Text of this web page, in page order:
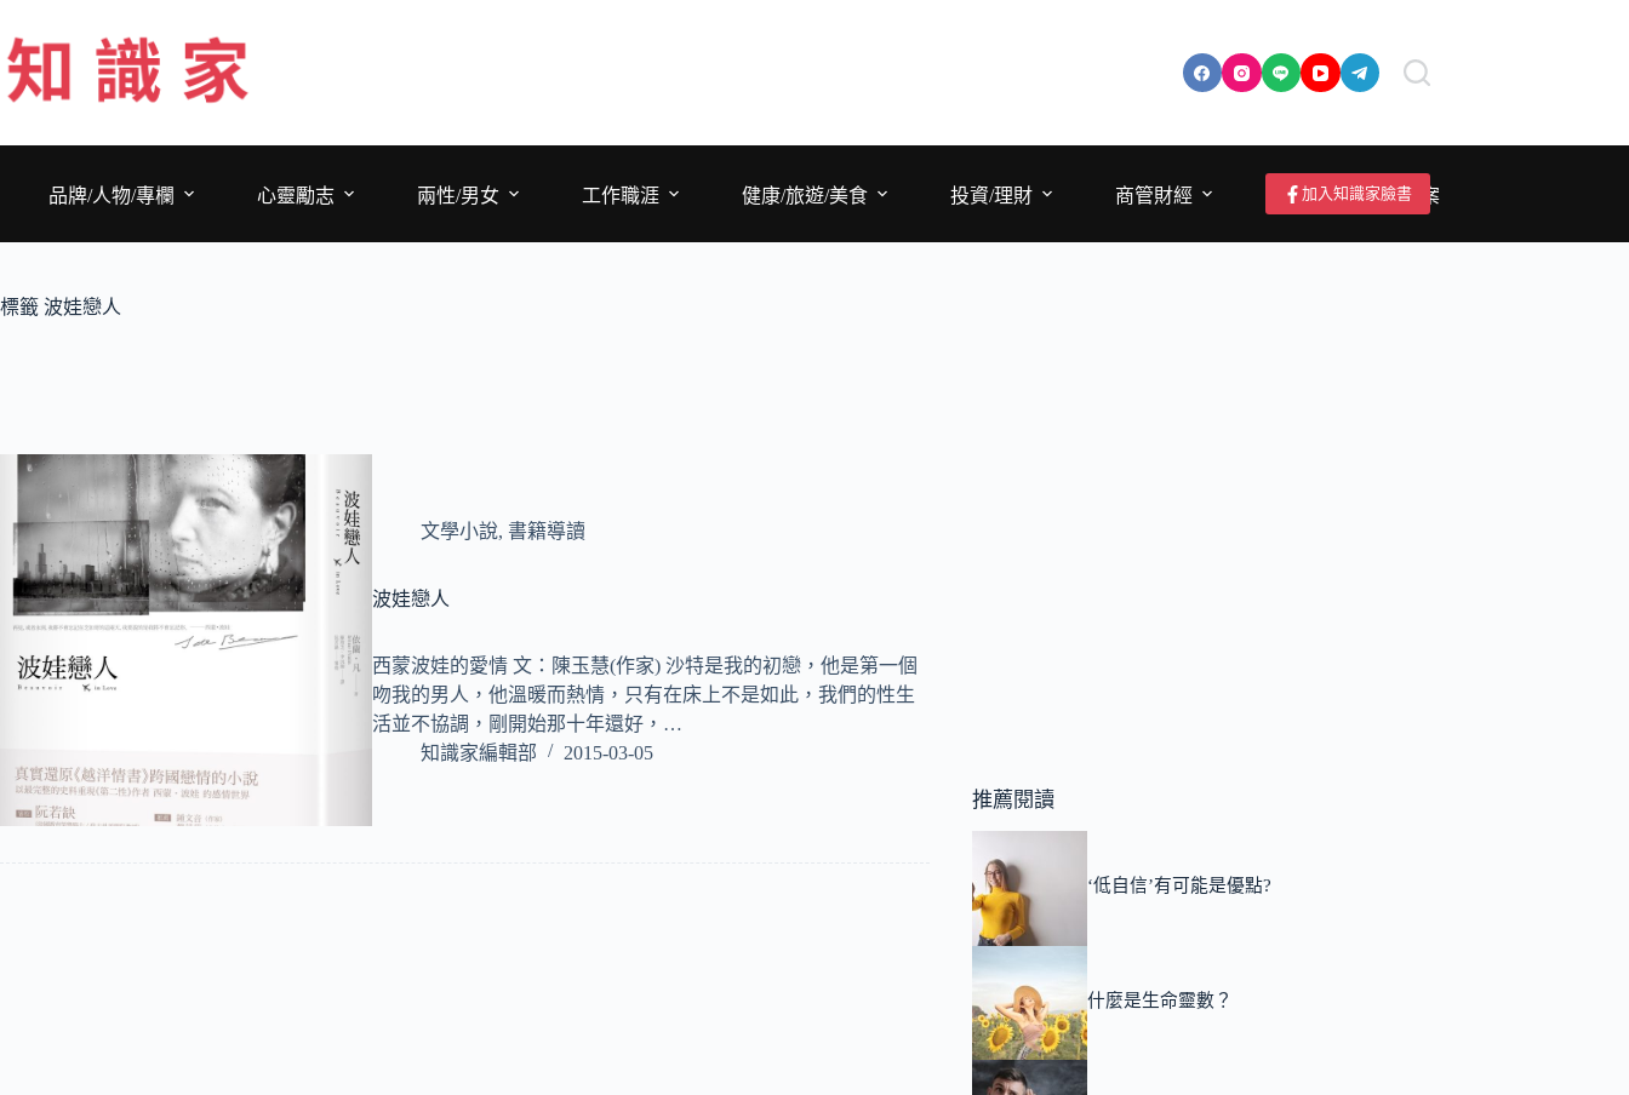
至
主
要
品牌/人物/專欄
心靈勵志 兩性/男女 工作職涯 健康/旅遊/美食 投資/理財 商管財經 成為作者/投稿/提案
加入知識家臉書
標籤 波娃戀人
文學小說, 書籍導讀
波娃戀人
西蒙波娃的愛情 文：陳玉慧(作家) 沙特是我的初戀，他是第一個
吻我的男人，他溫暖而熱情，只有在床上不是如此，我們的性生
活並不協調，剛開始那十年還好，…
知識家編輯部
2015-03-05
推薦閱讀
‘低自信’有可能是優點?
什麼是生命靈數？